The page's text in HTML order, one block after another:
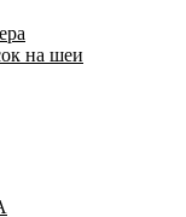
на шеи